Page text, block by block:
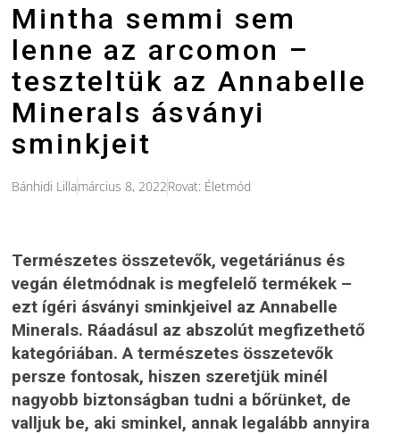
Mintha semmi sem
lenne az arcomon –
teszteltük az Annabelle
Minerals ásványi
sminkjeit
Bánhidi Lillamárcius 8, 2022Rovat: Életmód
Természetes összetevők, vegetáriánus és
vegán életmódnak is megfelelő termékek –
ezt ígéri ásványi sminkjeivel az Annabelle
Minerals. Ráadásul az abszolút megfizethető
kategóriában. A természetes összetevők
persze fontosak, hiszen szeretjük minél
nagyobb biztonságban tudni a bőrünket, de
valljuk be, aki sminkel, annak legalább annyira